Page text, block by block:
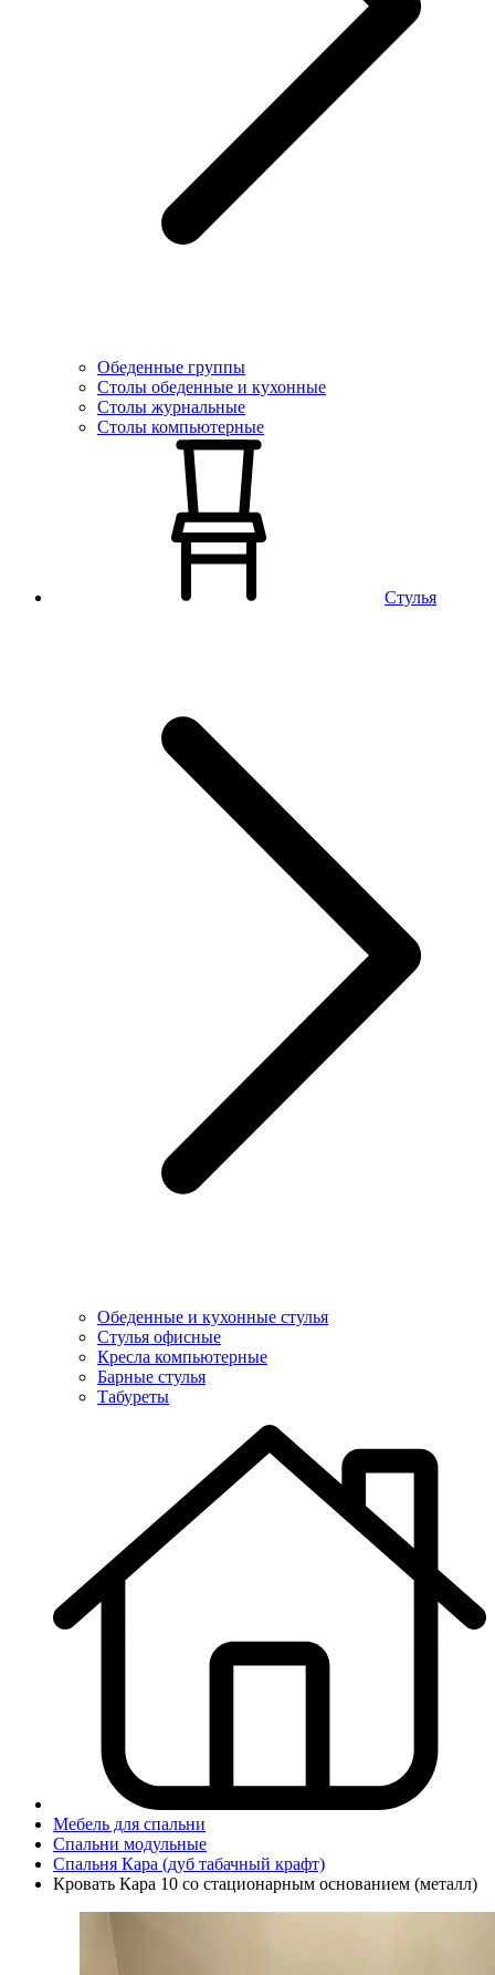
Обеденные группы
Столы обеденные и кухонные
Столы журнальные
Столы компьютерные
Стулья
Обеденные и кухонные стулья
Стулья офисные
Кресла компьютерные
Барные стулья
Табуреты
Мебель для спальни
Спальни модульные
Спальня Кара (дуб табачный крафт)
Кровать Кара 10 со стационарным основанием (металл)